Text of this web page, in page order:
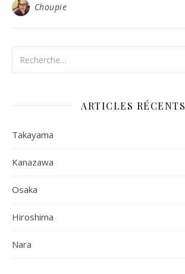
Choupie
ARTICLES RÉCENTS
Takayama
Kanazawa
Osaka
Hiroshima
Nara